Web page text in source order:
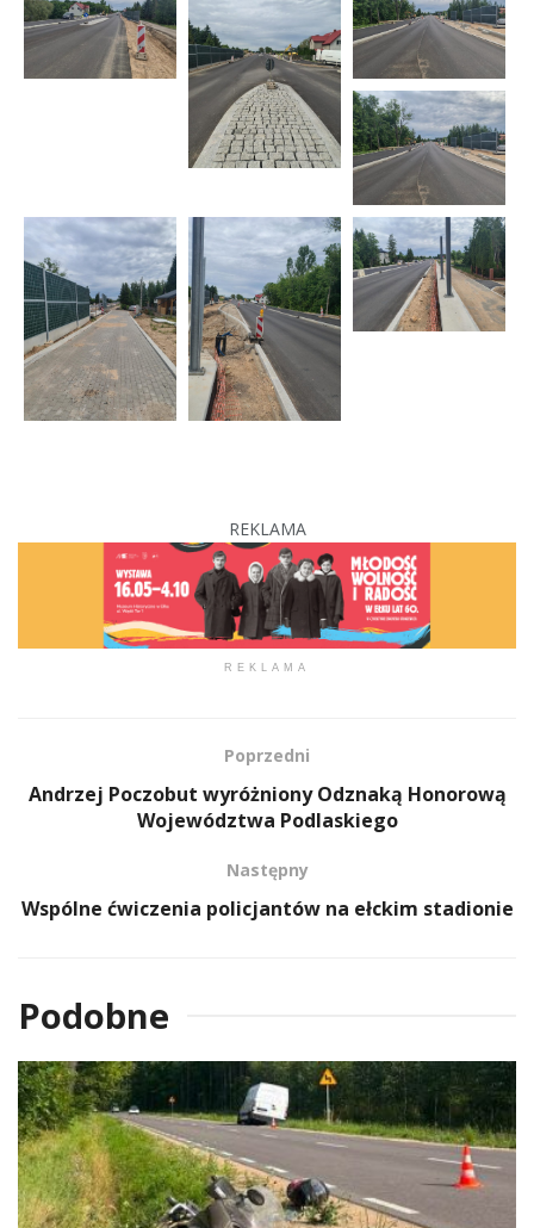
REKLAMA
REKLAMA
Poprzedni
Andrzej Poczobut wyróżniony Odznaką Honorową
Województwa Podlaskiego
Następny
Wspólne ćwiczenia policjantów na ełckim stadionie
Podobne